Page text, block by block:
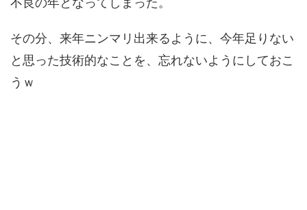
その分、来年ニンマリ出来るように、今年足りない
と思った技術的なことを、忘れないようにしておこ
うｗ